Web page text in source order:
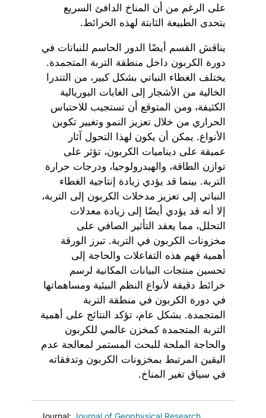
على الرغم من أن المناخ الدافئ السريع
يتحدى الطبيعة الثابتة لهذه الخرائط.
يناقش القسم أيضًا الدور الحاسم للنباتات في
دورة الكربون داخل منطقة التربة المتجمدة.
يختلف الغطاء النباتي بشكل كبير، من التندرا
الخالية من الأشجار إلى الغابات البوريالية
الكثيفة، ومن المتوقع أن تستجيب للاحتباس
الحراري من خلال تعزيز النمو وتغيير تكوين
الأنواع. يمكن أن يكون لهذا التحول آثار
عميقة على ديناميات الكربون، تؤثر على
توازن الطاقة، والهيدرولوجيا، ودرجات حرارة
التربة. بينما قد يؤدي زيادة إنتاجية الغطاء
النباتي إلى تعزيز مدخلات الكربون إلى التربة،
إلا أنه قد يؤدي أيضًا إلى زيادة معدلات
التحلل، مما يعقد التأثير الصافي على
مخزونات الكربون في التربة. تبرز الورقة
أهمية فهم هذه التفاعلات والحاجة إلى
تحسين منتجات البيانات المكانية لرسم
خرائط دقيقة لأنواع النظم البيئية ومساهماتها
في دورة الكربون في منطقة التربة
المتجمدة. بشكل عام، تؤكد النتائج على أهمية
التربة المتجمدة كمخزن عالمي للكربون
والحاجة الملحة للبحث المستمر لمعالجة عدم
اليقين المرتبط بمخزونات الكربون وتدفقاته
في سياق تغير المناخ.